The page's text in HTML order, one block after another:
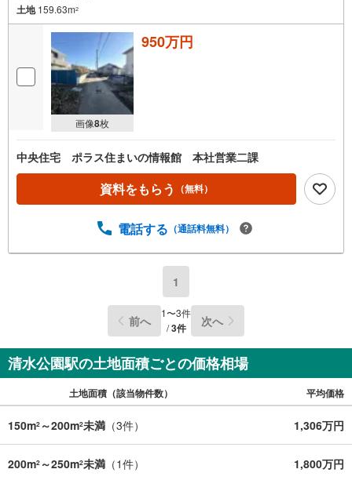
土地159.63m2
画像8枚
950万円
中央住宅 ポラス住まいの情報館 本社営業二課
資料をもらう （無料）
電話する （通話料無料）
1
前へ 1〜3件
/3件 次へ
清水公園駅の土地面積ごとの価格相場
土地面積（該当物件数） 平均価格
150m2 ～200m2未満 （3件） 1,306万円
200m2 ～250m2未満 （1件） 1,800万円